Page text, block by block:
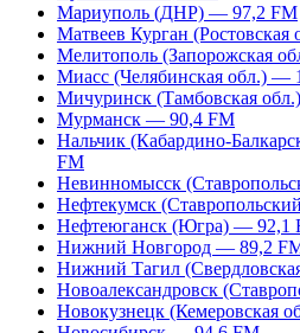
Мариуполь (ДНР) — 97,2 FM
Матвеев Курган
Мелитополь (Запорожская
Миасс (Челябинская обл.) —
Мичуринск (Тамбовская
Мурманск — 90,4 FM
Нальчик (Кабардино-
FM
Невинномысск
Нефтекумск
Нефтеюганск (Югра) — 92,1
Нижний Новгород — 89,2
Нижний Тагил
Новоалександровск
Новокузнецк (Кемеровская